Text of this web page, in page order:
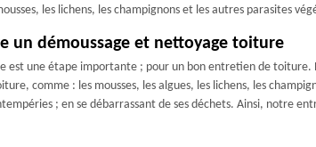
les lichens, les champignons et les autres
un démoussage et nettoyage toiture
est une étape importante ; pour un bon entretien de
comme : les mousses, les algues, les lichens, les
; en se débarrassant de ses déchets. Ainsi, notre